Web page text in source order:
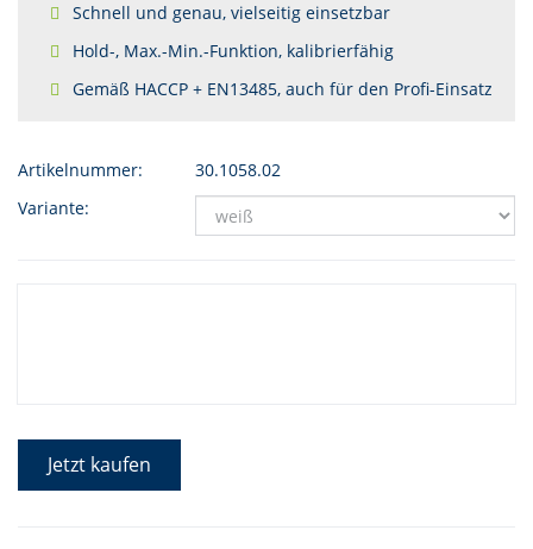
Schnell und genau, vielseitig einsetzbar
Hold-, Max.-Min.-Funktion, kalibrierfähig
Gemäß HACCP + EN13485, auch für den Profi-Einsatz
Artikelnummer:
30.1058.02
Variante:
Jetzt kaufen